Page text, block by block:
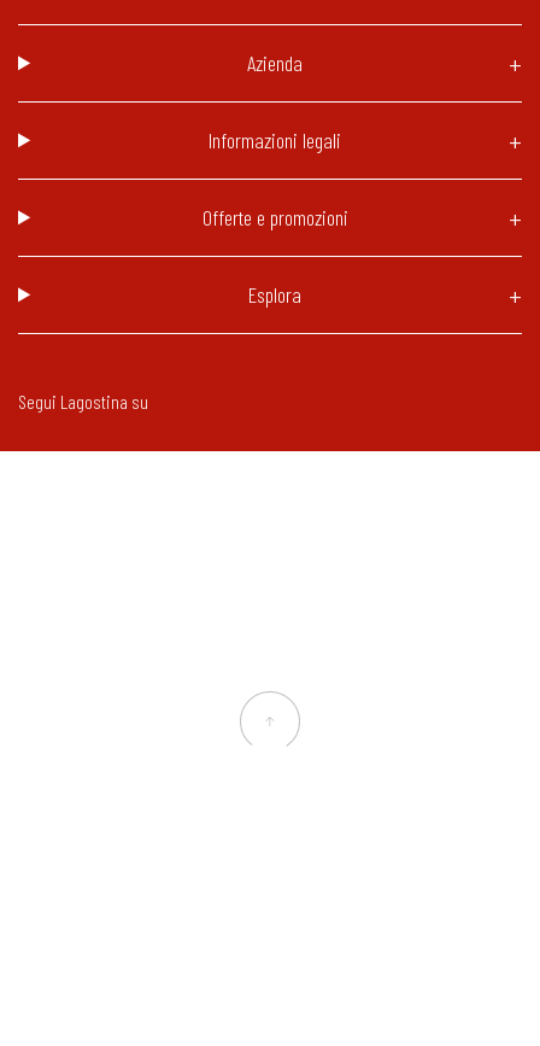
Azienda
Informazioni legali
Offerte e promozioni
Esplora
Segui Lagostina su